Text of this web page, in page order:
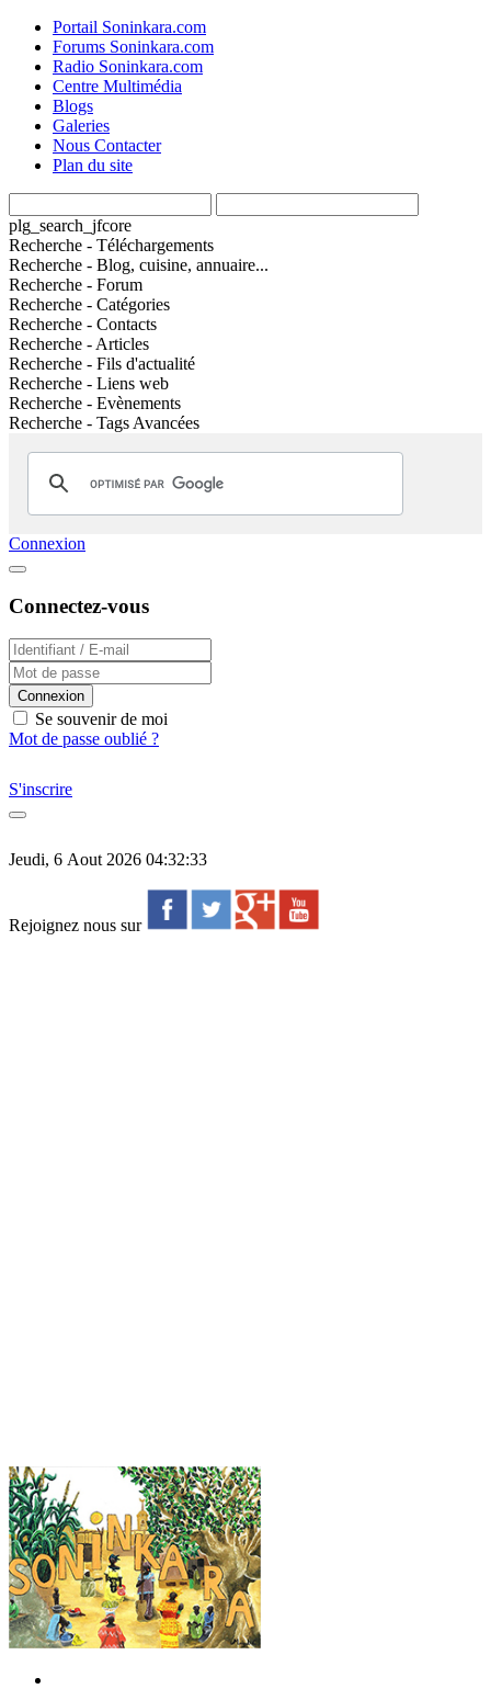
Portail Soninkara.com
Forums Soninkara.com
Radio Soninkara.com
Centre Multimédia
Blogs
Galeries
Nous Contacter
Plan du site
plg_search_jfcore
Recherche - Téléchargements
Recherche - Blog, cuisine, annuaire...
Recherche - Forum
Recherche - Catégories
Recherche - Contacts
Recherche - Articles
Recherche - Fils d'actualité
Recherche - Liens web
Recherche - Evènements
Recherche - Tags Avancées
Connexion
Connectez-vous
Connexion
Se souvenir de moi
Mot de passe oublié ?
S'inscrire
Jeudi, 6 Aout 2026 04:32:33
Rejoignez nous sur